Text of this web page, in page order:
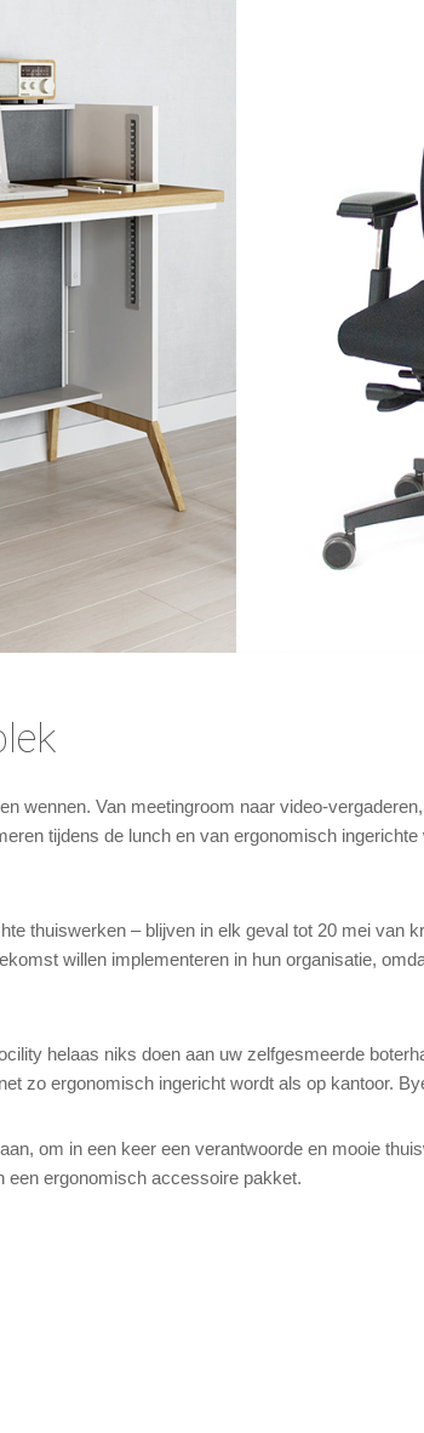
wennen. Van meetingroom naar video-
tijdens de lunch en van ergonomisch
thuiswerken – blijven in elk geval tot 20 mei van
willen implementeren in hun organisatie,
helaas niks doen aan uw zelfgesmeerde
zo ergonomisch ingericht wordt als op kantoor.
om in een keer een verantwoorde en mooie
een ergonomisch accessoire pakket.